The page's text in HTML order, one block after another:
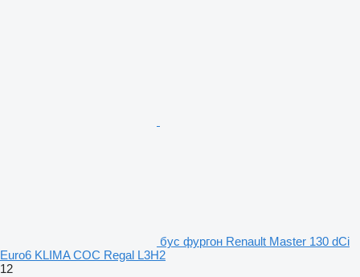
бус фургон Renault Master 130 dCi
Euro6 KLIMA COC Regal L3H2
12